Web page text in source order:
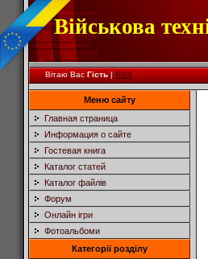
Військова
Вітаю Вас Гість|RSS
Меню сайту
Главная страница
Информация о сайте
Гостевая книга
Каталог статей
Каталог файлів
Форум
Онлайн ігри
Фотоальбоми
Категорії розділу